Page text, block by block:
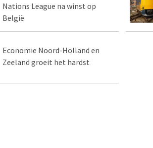
Nations League na winst op
België
Economie Noord-Holland en
Zeeland groeit het hardst